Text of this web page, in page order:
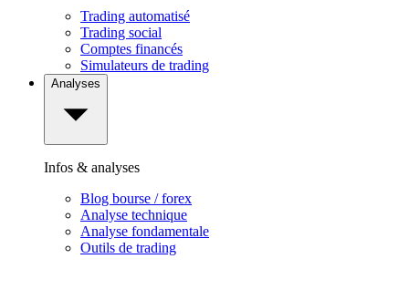
Trading automatisé
Trading social
Comptes financés
Simulateurs de trading
Analyses
Infos & analyses
Blog bourse / forex
Analyse technique
Analyse fondamentale
Outils de trading